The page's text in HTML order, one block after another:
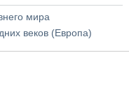
мира
веков (Европа)